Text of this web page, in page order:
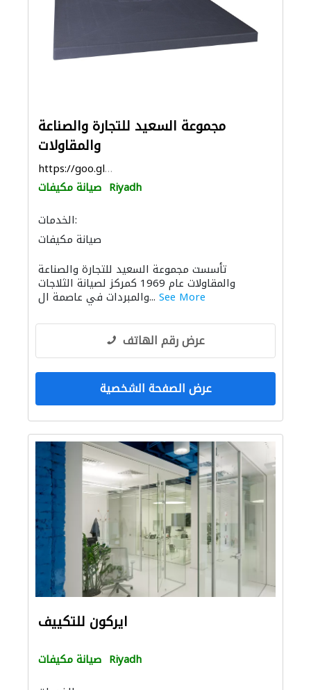
مجموعة السعيد للتجارة والصناعة
والمقاولات
https://goo.gl/maps/fwDeBFihJcLTcZ6j6
صيانة مكيفات Riyadh
الخدمات:
صيانة مكيفات
تأسست مجموعة السعيد للتجارة والصناعة
والمقاولات عام 1969 كمركز لصيانة الثلاجات
والمبردات في عاصمة ال... See More
عرض رقم الهاتف
عرض الصفحة الشخصية
ايركون للتكييف
صيانة مكيفات Riyadh